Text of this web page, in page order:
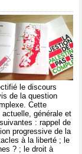
le discours
de la question
Cette
générale et
: rappel de
progressive de la
à la liberté ; le
? ; le droit à